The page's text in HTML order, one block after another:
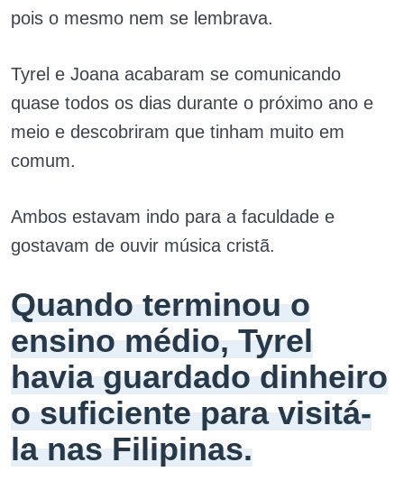
pois o mesmo nem se lembrava.
Tyrel e Joana acabaram se comunicando
quase todos os dias durante o próximo ano e
meio e descobriram que tinham muito em
comum.
Ambos estavam indo para a faculdade e
gostavam de ouvir música cristã.
Quando terminou o
ensino médio, Tyrel
havia guardado dinheiro
o suficiente para visitá-
la nas Filipinas.